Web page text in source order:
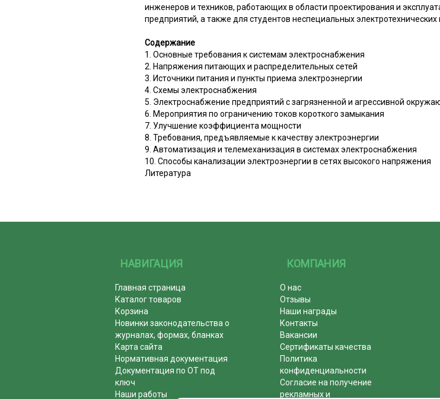
инженеров и техников, работающих в области проектирования и
предприятий, а также для студентов неспециальных электротехнических
Содержание
1. Основные требования к системам электроснабжения
2. Напряжения питающих и распределительных сетей
3. Источники питания и пункты приема электроэнергии
4. Схемы электроснабжения
5. Электроснабжение предприятий с загрязненной и агрессивной
6. Мероприятия по ограничению токов короткого замыкания
7. Улучшение коэффициента мощности
8. Требования, предъявляемые к качеству электроэнергии
9. Автоматизация и телемеханизация в системах электроснабжения
10. Способы канализации электроэнергии в сетях высокого напряжения
Литература
НАВИГАЦИЯ
Главная страница
Каталог товаров
Корзина
Новинки законодательства о
журналах, формах, бланках
Карта сайта
Нормативная документация
Документация по ОТ под
ключ
Наши работы
КОМПАНИЯ
О нас
Отзывы
Наши награды
Контакты
Вакансии
Сертификаты качества
Политика
конфиденциальности
Согласие на получение
рекламных и